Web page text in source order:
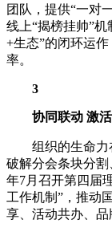
团队，提供“一对
线上“揭榜挂帅”
+生态”的闭环运
率。
3
协同联动 激
组织的生命力
破解分会条块分
年7月召开第四届
工作机制”，推动
享、活动共办、品